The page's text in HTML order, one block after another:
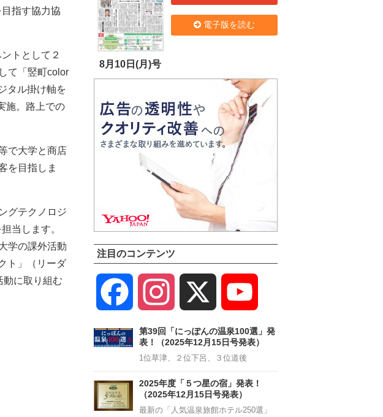
指す協力協
トとして２
て「竪町color
タル掛け軸を
施。路上での
で大学と商店
を目指しま
グテクノロジ
当します。
学の課外活動
ト」（リーダ
動に取り組む
8月10日(月)号
電子版を読む
注目のコンテンツ
Facebook Instagram
Channel
第39回「にっぽんの温泉100選」発
表！（2025年12月15日号発表）
1位草津、２位下呂、３位道後
2025年度「５つ星の宿」発表！
（2025年12月15日号発表）
最新の「人気温泉旅館ホテル250選」